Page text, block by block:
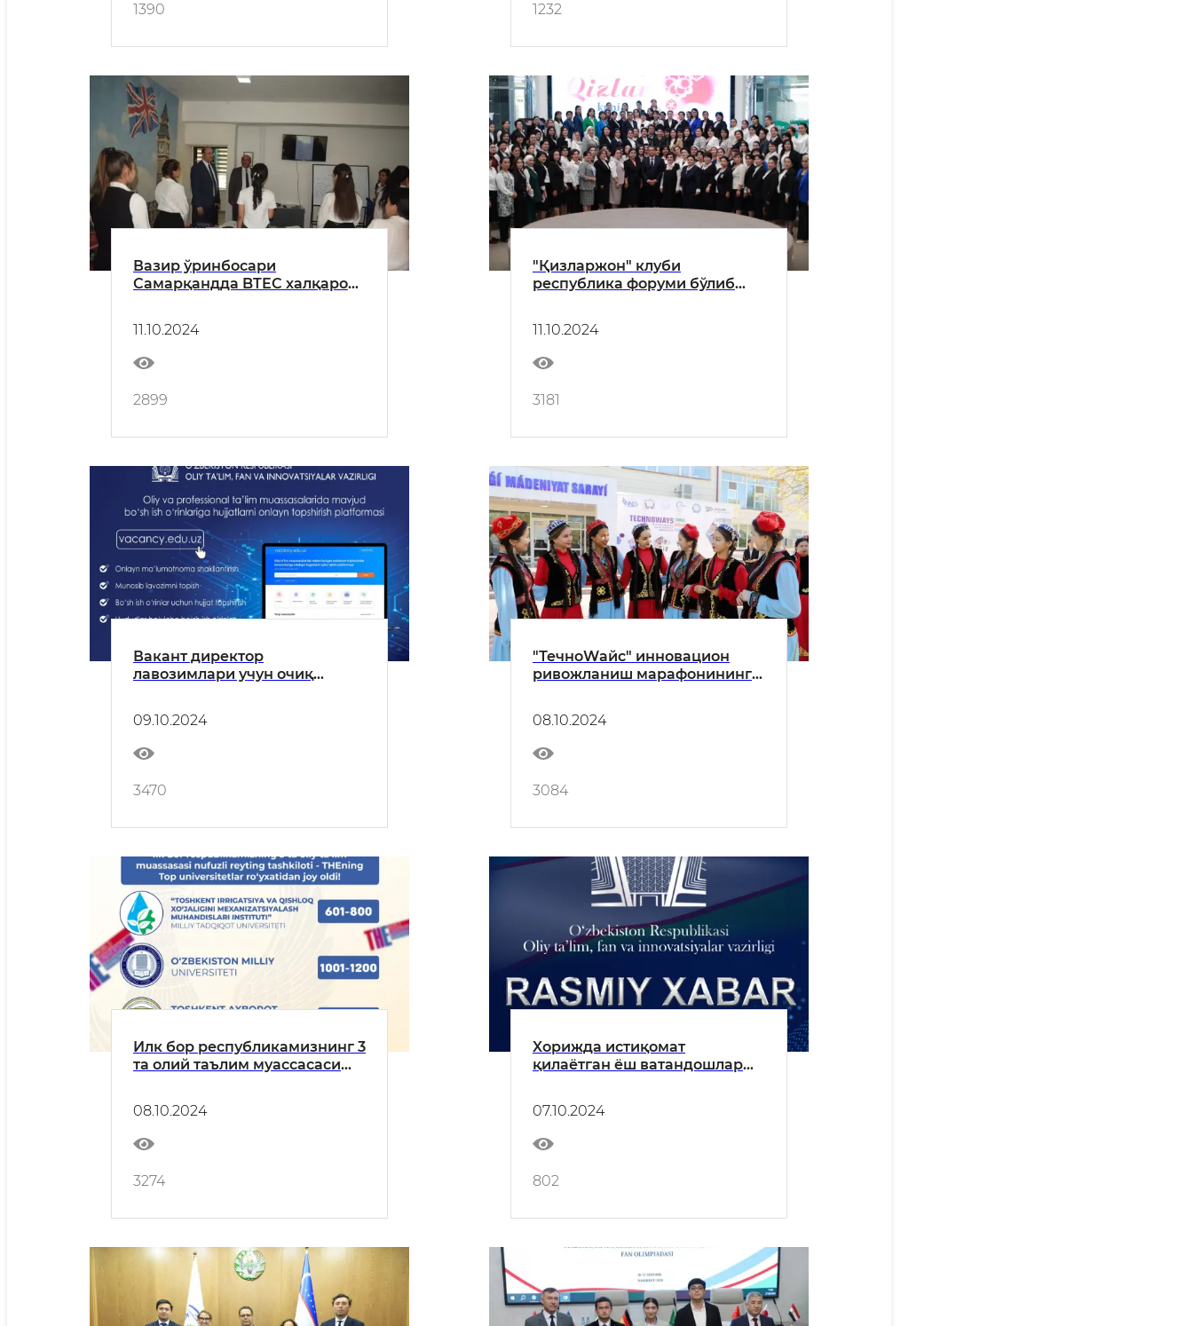
1390 1232
Вазир ўринбосари
Самарқандда BTEC халқаро
ишлари билан танишди
11.10.2024
2899
"Қизларжон" клуби
республика форуми бўлиб
11.10.2024
3181
Вакант директор
лавозимлари учун очиқ
09.10.2024
3470
"ТечноWайс" инновацион
ривожланиш марафонининг
08.10.2024
3084
Илк бор республикамизнинг 3
та олий таълим муассасаси
рўйхатидан жой олди!
08.10.2024
3274
Xорижда истиқомат
қилаётган ёш ватандошлар
07.10.2024
802